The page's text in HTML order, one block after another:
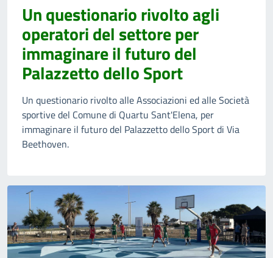
Un questionario rivolto agli
operatori del settore per
immaginare il futuro del
Palazzetto dello Sport
Un questionario rivolto alle Associazioni ed alle Società
sportive del Comune di Quartu Sant'Elena, per
immaginare il futuro del Palazzetto dello Sport di Via
Beethoven.